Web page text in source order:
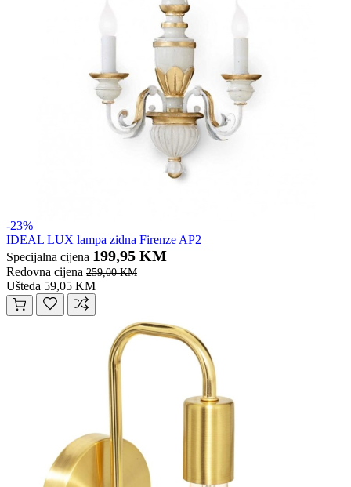
-23%
IDEAL LUX lampa zidna Firenze AP2
Specijalna cijena 199,95 KM
Redovna cijena 259,00 KM
Ušteda 59,05 KM